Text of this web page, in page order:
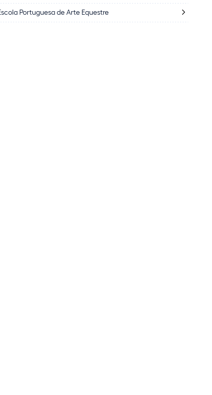
Portuguesa de Arte Equestre